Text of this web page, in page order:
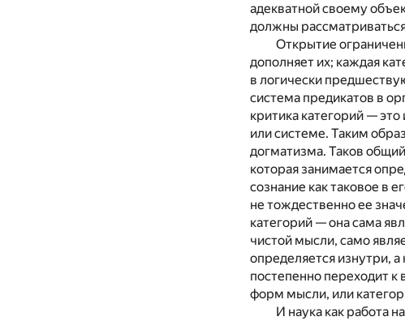
адекватной своему
должны
Открытие
дополняет их; каждая
в логически
система предикатов в
критика категорий —
или системе. Таким
догматизма. Таков
которая занимается
сознание как таковое в
не тождественно ее
категорий — она сама
чистой мысли, само
определяется изнутри,
постепенно переходит
форм мысли, или
И наука как работа